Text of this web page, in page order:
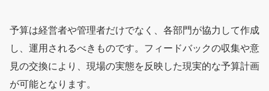
予算は経営者や管理者だけでなく、各部門が協力して作成
し、運用されるべきものです。フィードバックの収集や意
見の交換により、現場の実態を反映した現実的な予算計画
が可能となります。